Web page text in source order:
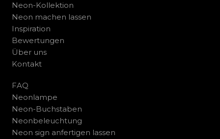
Neon-Kollektion
Neon machen lassen
Inspiration
Bewertungen
Über uns
Kontakt
FAQ
Neonlampe
Neon-Buchstaben
Neonbeleuchtung
Neon sign anfertigen lassen